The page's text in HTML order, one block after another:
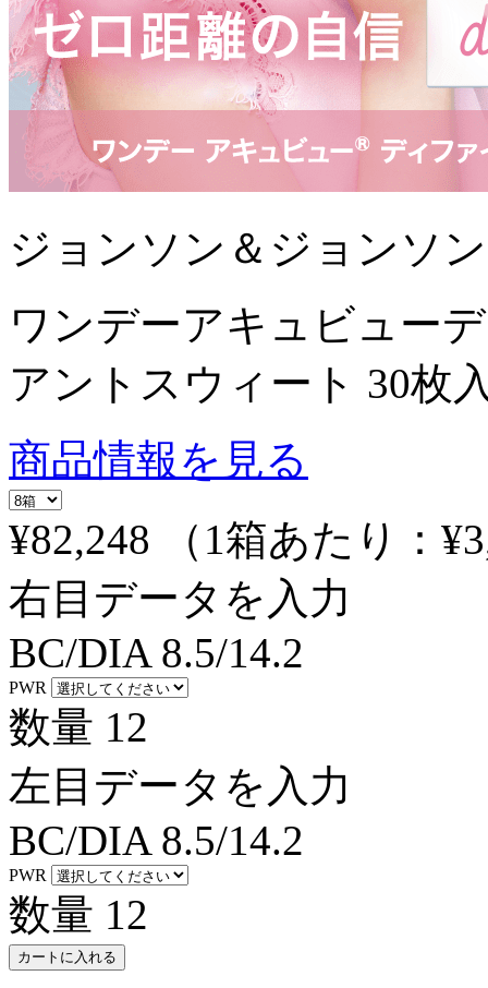
ジョンソン＆ジョンソン
ワンデーアキュビュー
アントスウィート 30枚
商品情報を見る
¥82,248
（1箱あたり：
右目データを入力
BC/DIA 8.5/14.2
PWR
数量 12
左目データを入力
BC/DIA 8.5/14.2
PWR
数量 12
カートに入れる